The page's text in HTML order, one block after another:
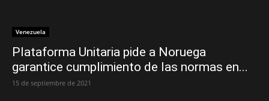
Venezuela
Plataforma Unitaria pide a Noruega
garantice cumplimiento de las normas en...
15 de septiembre de 2021